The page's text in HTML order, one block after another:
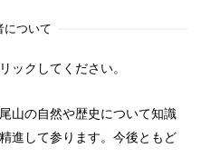
について
ックしてください。
山の自然や歴史について知識
進して参ります。今後ともど